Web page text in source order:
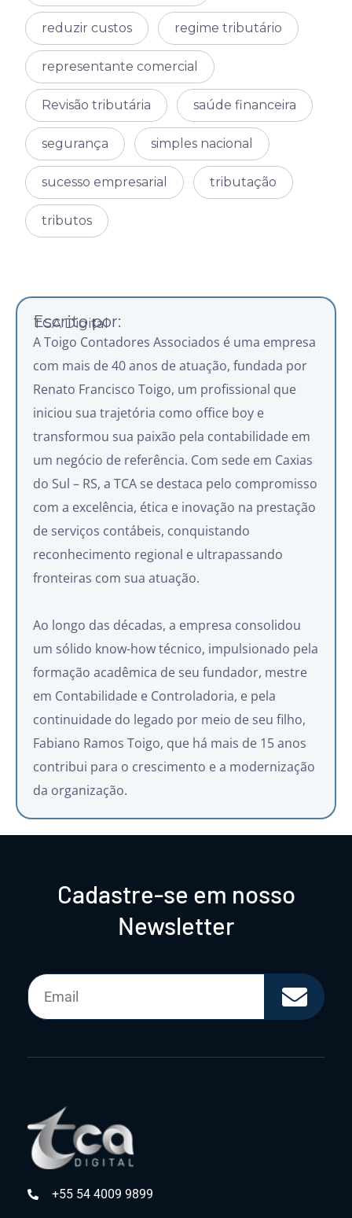
reduzir custos regime tributário
representante comercial
Revisão tributária saúde financeira
segurança simples nacional
sucesso empresarial tributação
tributos
Escrito por:
TCA Digital
A Toigo Contadores Associados é uma empresa
com mais de 40 anos de atuação, fundada por
Renato Francisco Toigo, um profissional que
iniciou sua trajetória como office boy e
transformou sua paixão pela contabilidade em
um negócio de referência. Com sede em Caxias
do Sul – RS, a TCA se destaca pelo compromisso
com a excelência, ética e inovação na prestação
de serviços contábeis, conquistando
reconhecimento regional e ultrapassando
fronteiras com sua atuação.
Ao longo das décadas, a empresa consolidou
um sólido know-how técnico, impulsionado pela
formação acadêmica de seu fundador, mestre
em Contabilidade e Controladoria, e pela
continuidade do legado por meio de seu filho,
Fabiano Ramos Toigo, que há mais de 15 anos
contribui para o crescimento e a modernização
da organização.
Cadastre-se em nosso
Newsletter
+55 54 4009 9899